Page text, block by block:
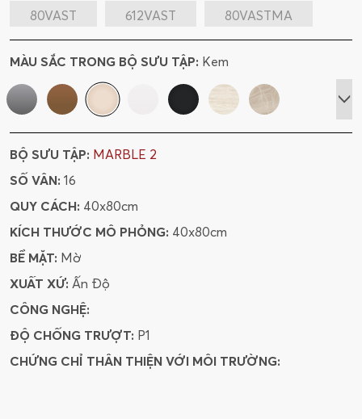
80VAST 612VAST 80VASTMA
612VASTMA 612PUCR
612PUCRMA 612ATBL 612ARGO
120FLBL 120SASI
120CHBR 120MABE
612FLBLMA 612CAORRO
80SARO
816SAROGR
48SAROPO 80SIVIGR
MÀU SẮC TRONG BỘ SƯU TẬP: Kem
BỘ SƯU TẬP: MARBLE 2
SỐ VÂN: 16
QUY CÁCH: 40x80cm
KÍCH THƯỚC MÔ PHỎNG: 40x80cm
BỀ MẶT: Mờ
XUẤT XỨ: Ấn Độ
CÔNG NGHỆ:
ĐỘ CHỐNG TRƯỢT: P1
CHỨNG CHỈ THÂN THIỆN VỚI MÔI TRƯỜNG: